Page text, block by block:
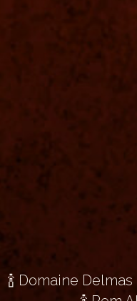
🍾 Domaine